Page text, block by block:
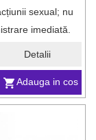
Adauga in cos
Detalii
sexual; nu
imediată.